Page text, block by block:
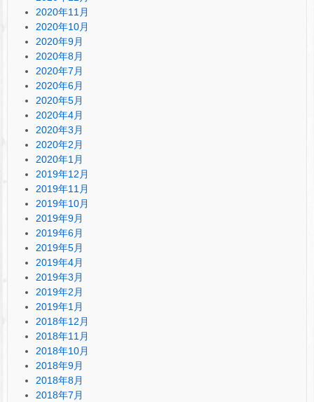
2020年11月
2020年10月
2020年9月
2020年8月
2020年7月
2020年6月
2020年5月
2020年4月
2020年3月
2020年2月
2020年1月
2019年12月
2019年11月
2019年10月
2019年9月
2019年6月
2019年5月
2019年4月
2019年3月
2019年2月
2019年1月
2018年12月
2018年11月
2018年10月
2018年9月
2018年8月
2018年7月